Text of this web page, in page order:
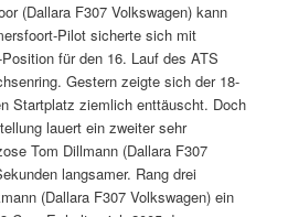
(Dallara F307 Volkswagen) kann
Pilot sicherte sich mit
für den 16. Lauf des ATS
Gestern zeigte sich der 18-
Startplatz ziemlich enttäuscht. Doch
lauert ein zweiter sehr
Tom Dillmann (Dallara F307
langsamer. Rang drei
(Dallara F307 Volkswagen) ein